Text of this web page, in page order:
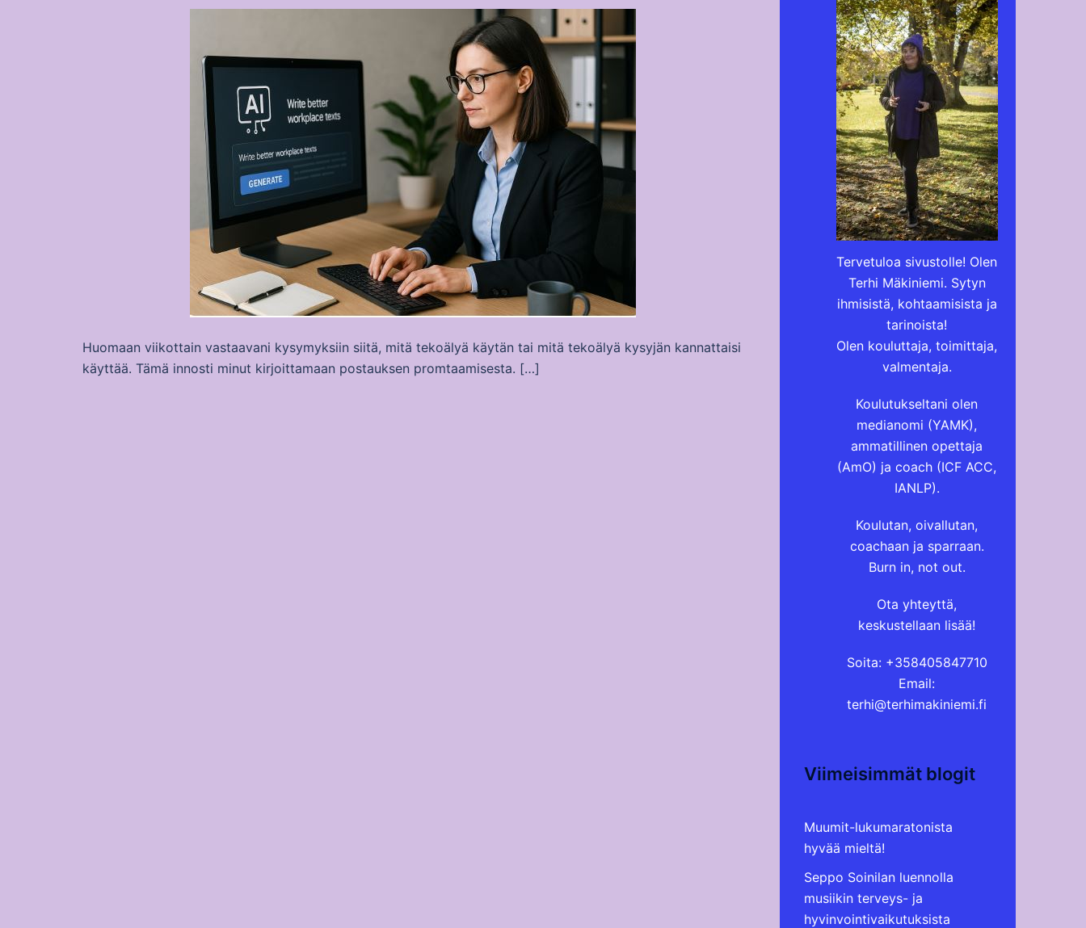
Huomaan viikottain vastaavani kysymyksiin siitä, mitä tekoälyä käytän tai mitä tekoälyä kysyjän kannattaisi
käyttää. Tämä innosti minut kirjoittamaan postauksen promtaamisesta. […]
Tervetuloa sivustolle! Olen
Terhi Mäkiniemi. Sytyn
ihmisistä, kohtaamisista ja
tarinoista!
Olen kouluttaja, toimittaja,
valmentaja.
Koulutukseltani olen
medianomi (YAMK),
ammatillinen opettaja
(AmO) ja coach (ICF ACC,
IANLP).
Koulutan, oivallutan,
coachaan ja sparraan.
Burn in, not out.
Ota yhteyttä,
keskustellaan lisää!
Soita: +358405847710
Email:
terhi@terhimakiniemi.fi
Viimeisimmät blogit
Muumit-lukumaratonista
hyvää mieltä!
Seppo Soinilan luennolla
musiikin terveys- ja
hyvinvointivaikutuksista